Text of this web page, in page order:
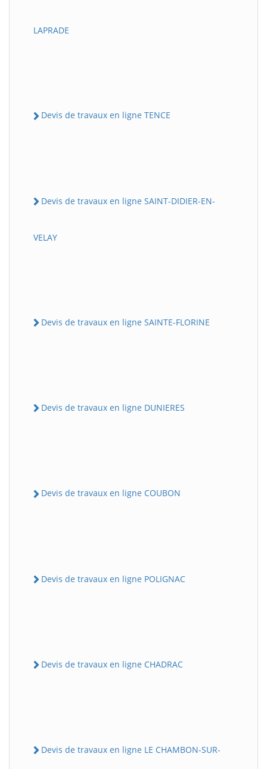
LAPRADE
Devis de travaux en ligne TENCE
Devis de travaux en ligne SAINT-DIDIER-EN-
VELAY
Devis de travaux en ligne SAINTE-FLORINE
Devis de travaux en ligne DUNIERES
Devis de travaux en ligne COUBON
Devis de travaux en ligne POLIGNAC
Devis de travaux en ligne CHADRAC
Devis de travaux en ligne LE CHAMBON-SUR-